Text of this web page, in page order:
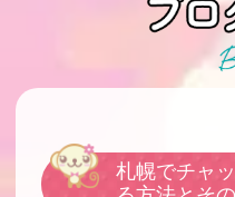
札幌でチャ